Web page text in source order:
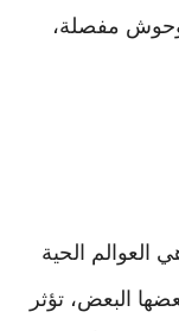
ووحوش مفصلة،
العوالم الحية
البعض، تؤثر